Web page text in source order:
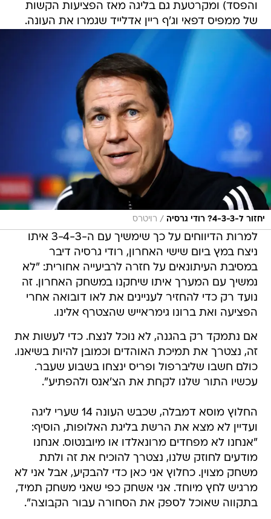
והפסד) ומקרטעת גם בליגה מאז הפציעות הקשות
של ממפיס דפאי וג'ף ריין אדלייד שגמרו את העונה.
יחזור ל-4-3-3? רודי גרסיה / רויטרס
למרות הדיווחים על כך שימשיך עם ה-3-4-3 איתו
ניצח במץ ביום שישי האחרון, רודי גרסיה דיבר
במסיבת העיתונאים על חזרה לרביעייה אחורית: "לא
נמשיך עם המערך איתו שיחקנו במשחק האחרון. זה
נועד רק כדי להחזיר לעניינים את לאו דובואה אחרי
הפציעה ואת ברונו גימראייש שהצטרף אלינו.
אם נתמקד רק בהגנה, לא נוכל לנצח. כדי לעשות את
זה, נצטרך את תמיכת האוהדים וכמובן להיות בשיאנו.
כולם חשבו שליברפול ופריס ינצחו בשבוע שעבר.
עכשיו התור שלנו לקחת את הצ'אנס ולהפתיע".
החלוץ מוסא דמבלה, שכבש העונה 14 שערי ליגה
ועדיין לא מצא את הרשת בליגת האלופות, הוסיף:
"אנחנו לא מפחדים מרונאלדו או מיובנטוס. אנחנו
מודעים לחוזק שלנו, נצטרך להוכיח את זה ולתת
משחק מצוין. כחלוץ אני כאן כדי להבקיע, אבל אני לא
מרגיש לחץ מיוחד. אני אשחק כפי שאני משחק תמיד,
בתקווה שאוכל לספק את הסחורה עבור הקבוצה".